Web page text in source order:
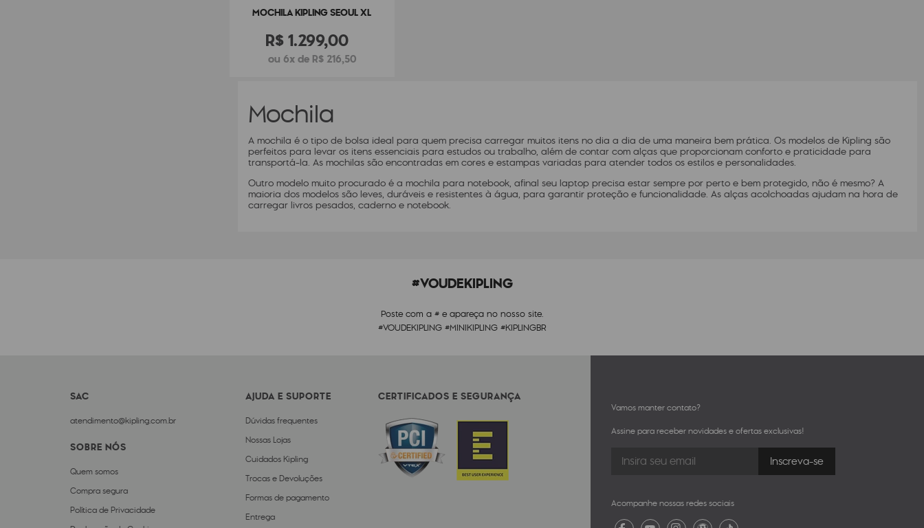
MOCHILA KIPLING SEOUL XL
R$1.299,00
ou 6x de R$ 216,50
Mochila
A mochila é o tipo de bolsa ideal para quem precisa carregar muitos itens no dia a dia de uma maneira bem prática. Os modelos de Kipling são
perfeitos para levar os itens essenciais para estudos ou trabalho, além de contar com alças que proporcionam conforto e praticidade para
transportá-la. As mochilas são encontradas em cores e estampas variadas para atender todos os estilos e personalidades.
Outro modelo muito procurado é a mochila para notebook, afinal seu laptop precisa estar sempre por perto e bem protegido, não é mesmo? A
maioria dos modelos são leves, duráveis e resistentes à água, para garantir proteção e funcionalidade. As alças acolchoadas ajudam na hora de
carregar livros pesados, caderno e notebook.
#VOUDEKIPLING
Poste com a # e apareça no nosso site.
#VOUDEKIPLING #MINIKIPLING #KIPLINGBR
SAC
atendimento@kipling.com.br
SOBRE NÓS
Quem somos
Compra segura
Política de Privacidade
AJUDA E SUPORTE
Dúvidas frequentes
Nossas Lojas
Cuidados Kipling
Trocas e Devoluções
Formas de pagamento
Entrega
CERTIFICADOS E SEGURANÇA
Vamos manter contato?
Assine para receber novidades e ofertas exclusivas!
Acompanhe nossas redes sociais